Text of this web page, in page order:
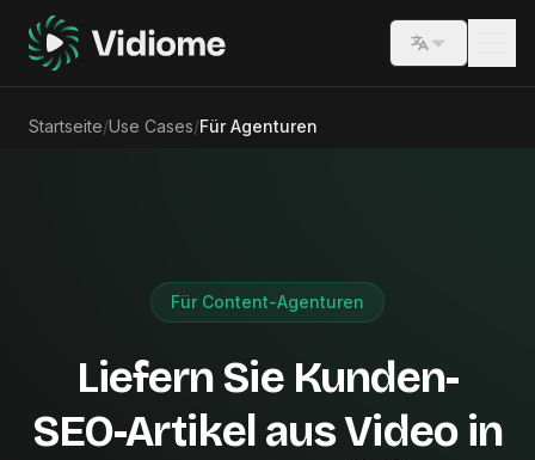
Switch
Startseite/Use Cases/Für Agenturen
Für Content-Agenturen
Liefern Sie Kunden-
SEO-Artikel aus Video in